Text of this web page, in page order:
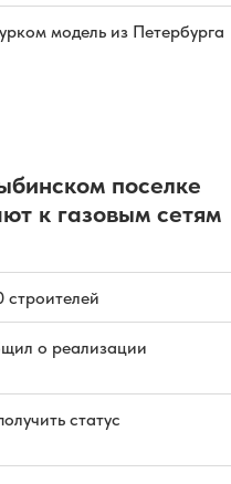
модель из Петербурга
поселке
к газовым сетям
строителей
о реализации
статус